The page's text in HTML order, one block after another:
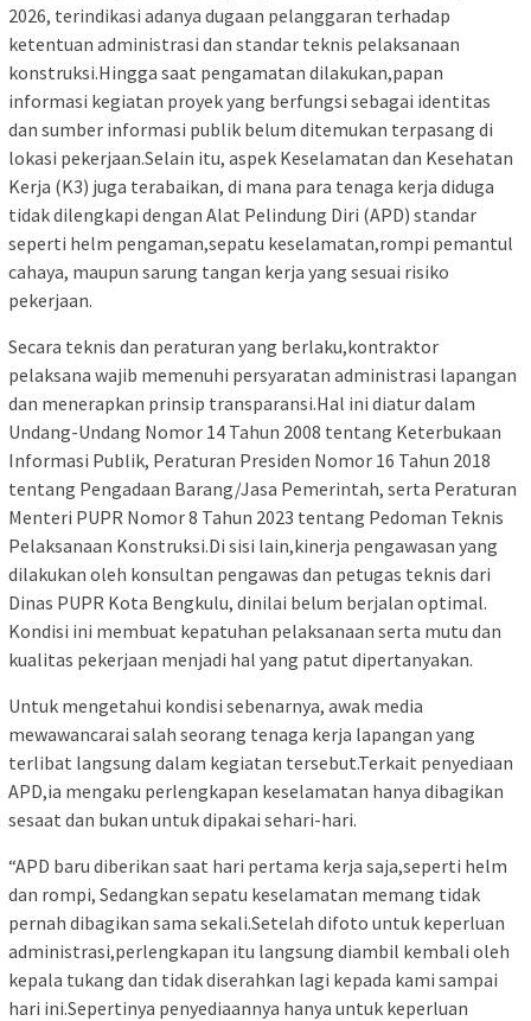
2026, terindikasi adanya dugaan pelanggaran terhadap
ketentuan administrasi dan standar teknis pelaksanaan
konstruksi.Hingga saat pengamatan dilakukan,papan
informasi kegiatan proyek yang berfungsi sebagai identitas
dan sumber informasi publik belum ditemukan terpasang di
lokasi pekerjaan.Selain itu, aspek Keselamatan dan Kesehatan
Kerja (K3) juga terabaikan, di mana para tenaga kerja diduga
tidak dilengkapi dengan Alat Pelindung Diri (APD) standar
seperti helm pengaman,sepatu keselamatan,rompi pemantul
cahaya, maupun sarung tangan kerja yang sesuai risiko
pekerjaan.
Secara teknis dan peraturan yang berlaku,kontraktor
pelaksana wajib memenuhi persyaratan administrasi lapangan
dan menerapkan prinsip transparansi.Hal ini diatur dalam
Undang-Undang Nomor 14 Tahun 2008 tentang Keterbukaan
Informasi Publik, Peraturan Presiden Nomor 16 Tahun 2018
tentang Pengadaan Barang/Jasa Pemerintah, serta Peraturan
Menteri PUPR Nomor 8 Tahun 2023 tentang Pedoman Teknis
Pelaksanaan Konstruksi.Di sisi lain,kinerja pengawasan yang
dilakukan oleh konsultan pengawas dan petugas teknis dari
Dinas PUPR Kota Bengkulu, dinilai belum berjalan optimal.
Kondisi ini membuat kepatuhan pelaksanaan serta mutu dan
kualitas pekerjaan menjadi hal yang patut dipertanyakan.
Untuk mengetahui kondisi sebenarnya, awak media
mewawancarai salah seorang tenaga kerja lapangan yang
terlibat langsung dalam kegiatan tersebut.Terkait penyediaan
APD,ia mengaku perlengkapan keselamatan hanya dibagikan
sesaat dan bukan untuk dipakai sehari-hari.
“APD baru diberikan saat hari pertama kerja saja,seperti helm
dan rompi, Sedangkan sepatu keselamatan memang tidak
pernah dibagikan sama sekali.Setelah difoto untuk keperluan
administrasi,perlengkapan itu langsung diambil kembali oleh
kepala tukang dan tidak diserahkan lagi kepada kami sampai
hari ini.Sepertinya penyediaannya hanya untuk keperluan